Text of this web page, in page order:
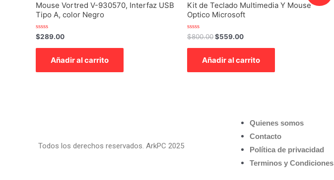
Mouse Vortred V-930570, Interfaz USB
Tipo A, color Negro
Valorado
con
0
$289.00
Añadir al carrito
Kit de Teclado Multimedia Y Mouse
Optico Microsoft
Valorado
con
0
$800.00$559.00
Añadir al carrito
Todos los derechos reservados. ArkPC 2025
Quienes somos
Contacto
Política de privacidad
Terminos y Condiciones